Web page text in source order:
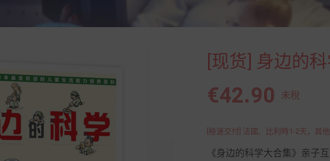
[现货] 身边的
€42.90 未稅
[極速交付] 法國、比利時1-2天，其
《身边的科学大合集》亲子